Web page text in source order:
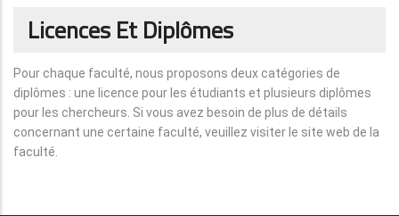
Licences Et Diplômes
Pour chaque faculté, nous proposons deux catégories de
diplômes : une licence pour les étudiants et plusieurs diplômes
pour les chercheurs. Si vous avez besoin de plus de détails
concernant une certaine faculté, veuillez visiter le site web de la
faculté.